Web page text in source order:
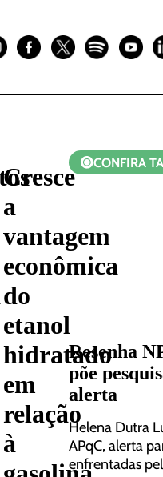
Cresce
a
vantagem
econômica
do
etanol
hidratado
em
relação
à
CONFIRA
Resenha
põe
alerta
Helena Dutra
APqC, alerta
enfrentadas